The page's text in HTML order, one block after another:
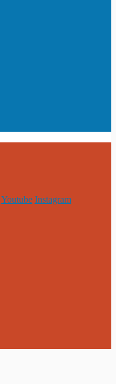
Youtube Instagram